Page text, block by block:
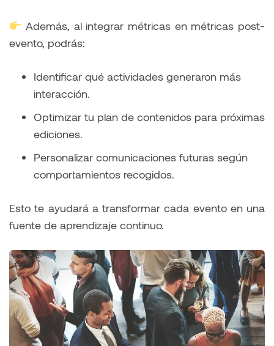
Además, al integrar métricas en métricas post-
evento, podrás:
Identificar qué actividades generaron más
interacción.
Optimizar tu plan de contenidos para próximas
ediciones.
Personalizar comunicaciones futuras según
comportamientos recogidos.
Esto te ayudará a transformar cada evento en una
fuente de aprendizaje continuo.